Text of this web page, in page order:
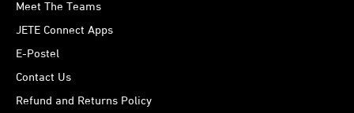
JETE Sports bag dirancang dengan rongga-rongga kecil
pada bagian luarnya. Dimana rongga tersebut berfungsi
untuk sirkulasi udara lebih baik. Tak perlu khawatir lagi
saat digunakan dalam aktivitas berat dan berkeringat.
Meet The Teams
JETE Connect Apps
E-Postel
Contact Us
Refund and Returns Policy